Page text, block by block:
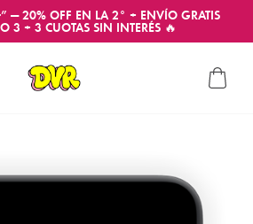
— 20% OFF EN LA 2° + ENVÍO GRATIS
3 + 3 CUOTAS SIN INTERÉS 🔥